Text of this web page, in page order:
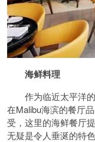
海鲜料理
作为临近太平洋的
在Malibu海滨的餐厅
受，这里的海鲜餐厅
无疑是令人垂涎的特色